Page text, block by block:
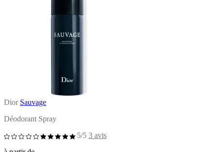
Dior Sauvage
Déodorant Spray
5/5 3 avis